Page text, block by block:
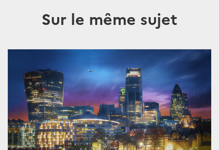
Sur le même sujet